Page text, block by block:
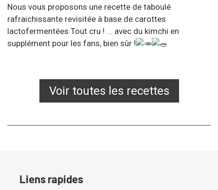
Nous vous proposons une recette de taboulé
rafraichissante revisitée à base de carottes
lactofermentées Tout cru ! ... avec du kimchi en
supplément pour les fans, bien sûr !
Voir toutes les recettes
Liens rapides